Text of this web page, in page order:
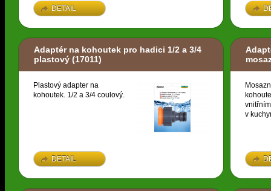
DETAIL
Adaptér na kohoutek pro hadici 1/2 a 3/4
plastový (17011)
Plastový adapter na
kohoutek. 1/2 a 3/4 coulový.
DETAIL
v